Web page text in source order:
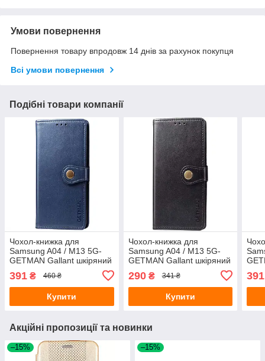
Умови повернення
Повернення товару впродовж 14 днів за рахунок покупця
Всі умови повернення
Подібні товари компанії
Чохол-книжка для
Samsung A04 / M13 5G-
GETMAN Gallant шкіряний
391 ₴ 460 ₴
Купити
Чохол-книжка для
Samsung A04 / M13 5G-
GETMAN Gallant шкіряний
290₴ 341 ₴
Купити
391
Акційні пропозиції та новинки
–15% –15%